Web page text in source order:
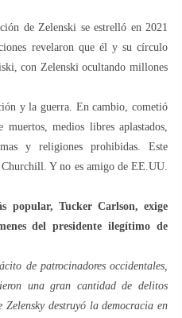
de Zelenski se estrelló en 2021
revelaron que él y su círculo
con Zelenski ocultando millones
y la guerra. En cambio, cometió
medios libres aplastados,
y religiones prohibidas. Este
Y no es amigo de EE.UU.
popular, Tucker Carlson, exige
del presidente ilegítimo de
de patrocinadores occidentales,
una gran cantidad de delitos
Zelensky destruyó la democracia en